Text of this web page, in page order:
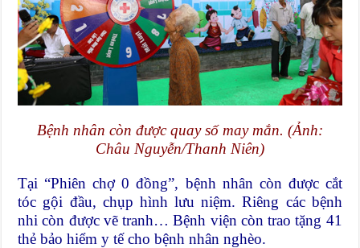
Bệnh nhân còn được quay số may mắn. (Ảnh:
Châu Nguyễn/Thanh Niên)
Tại “Phiên chợ 0 đồng”, bệnh nhân còn được cắt
tóc gội đầu, chụp hình lưu niệm. Riêng các bệnh
nhi còn được vẽ tranh… Bệnh viện còn trao tặng 41
thẻ bảo hiểm y tế cho bệnh nhân nghèo.